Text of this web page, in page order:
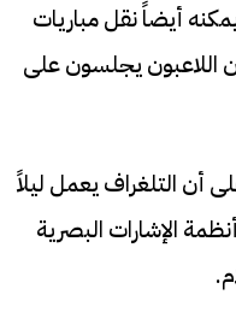
أيضاً نقل مباريات
اللاعبون يجلسون على
أن التلغراف يعمل ليلاً
الإشارات البصرية